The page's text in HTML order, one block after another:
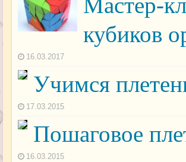
Мастер-
кубиков
16.03.2017
Учимся
17.03.2015
Пошаговое
16.03.2015